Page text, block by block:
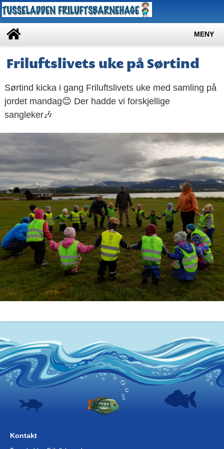
MENY
Friluftslivets uke på Sørtind
Sørtind kicka i gang Friluftslivets uke med samling på
jordet mandag😊 Der hadde vi forskjellige
sangleker🎶
Kontakt